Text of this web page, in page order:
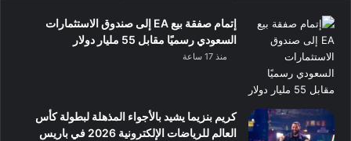
إتمام صفقة بيع EA إلى صندوق الاستثمارات
السعودي رسميًا مقابل 55 مليار دولار
منذ 17 ساعة
كريم بنزيما يشيد بالأجواء المذهلة لبطولة كأس
العالم للرياضات الإلكترونية 2026 في باريس